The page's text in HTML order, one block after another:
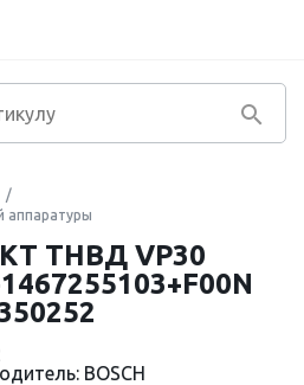
аппаратуры
ТНВД VP30
BOSCH